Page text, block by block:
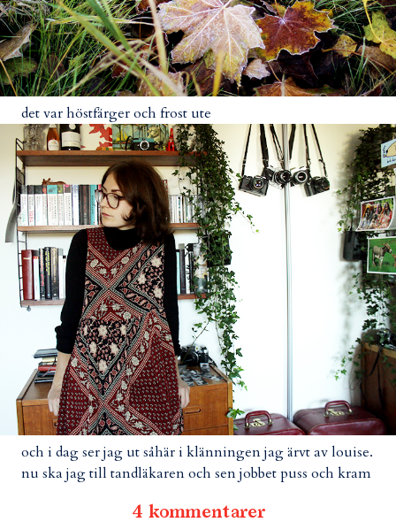
det var höstfärger och frost ute
och i dag ser jag ut såhär i klänningen jag ärvt av louise.
nu ska jag till tandläkaren och sen jobbet puss och kram
4 kommentarer